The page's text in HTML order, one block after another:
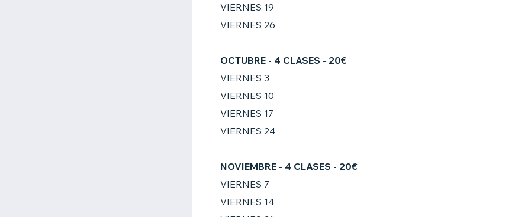
VIERNES 19
VIERNES 26
OCTUBRE - 4 CLASES - 20€
VIERNES 3
VIERNES 10
VIERNES 17
VIERNES 24
NOVIEMBRE - 4 CLASES - 20€
VIERNES 7
VIERNES 14